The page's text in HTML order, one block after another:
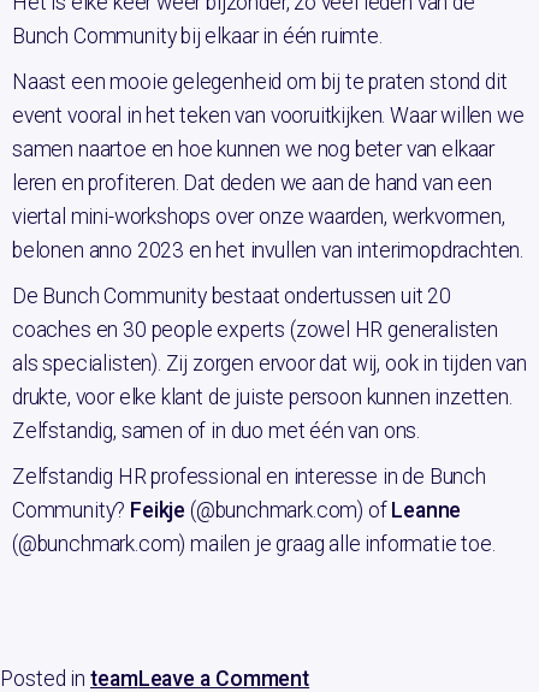
Bunch Community bij elkaar in één ruimte.
Naast een mooie gelegenheid om bij te praten stond dit
event vooral in het teken van vooruitkijken. Waar willen we
samen naartoe en hoe kunnen we nog beter van elkaar
leren en profiteren. Dat deden we aan de hand van een
viertal mini-workshops over onze waarden, werkvormen,
belonen anno 2023 en het invullen van interimopdrachten.
De Bunch Community bestaat ondertussen uit 20
coaches en 30 people experts (zowel HR generalisten
als specialisten). Zij zorgen ervoor dat wij, ook in tijden van
drukte, voor elke klant de juiste persoon kunnen inzetten.
Zelfstandig, samen of in duo met één van ons.
Zelfstandig HR professional en interesse in de Bunch
Community? Feikje (@bunchmark.com) of Leanne
(@bunchmark.com) mailen je graag alle informatie toe.
Posted in team Leave a Comment